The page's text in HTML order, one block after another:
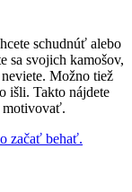
schudnúť alebo
sa svojich kamošov,
Možno tiež
išli. Takto nájdete
motivovať.
začať behať.